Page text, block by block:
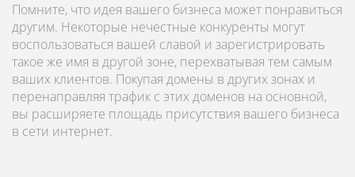
Помните, что идея вашего бизнеса может понравиться
другим. Некоторые нечестные конкуренты могут
воспользоваться вашей славой и зарегистрировать
такое же имя в другой зоне, перехватывая тем самым
ваших клиентов. Покупая домены в других зонах и
перенаправляя трафик с этих доменов на основной,
вы расширяете площадь присутствия вашего бизнеса
в сети интернет.